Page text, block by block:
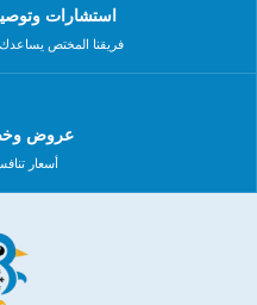
استشارات
فريقنا المختص يساعدك
عروض
أسعار